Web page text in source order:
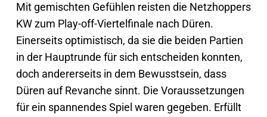
Mit gemischten Gefühlen reisten die Netzhoppers
KW zum Play-off-Viertelfinale nach Düren.
Einerseits optimistisch, da sie die beiden Partien
in der Hauptrunde für sich entscheiden konnten,
doch andererseits in dem Bewusstsein, dass
Düren auf Revanche sinnt. Die Voraussetzungen
für ein spannendes Spiel waren gegeben. Erfüllt